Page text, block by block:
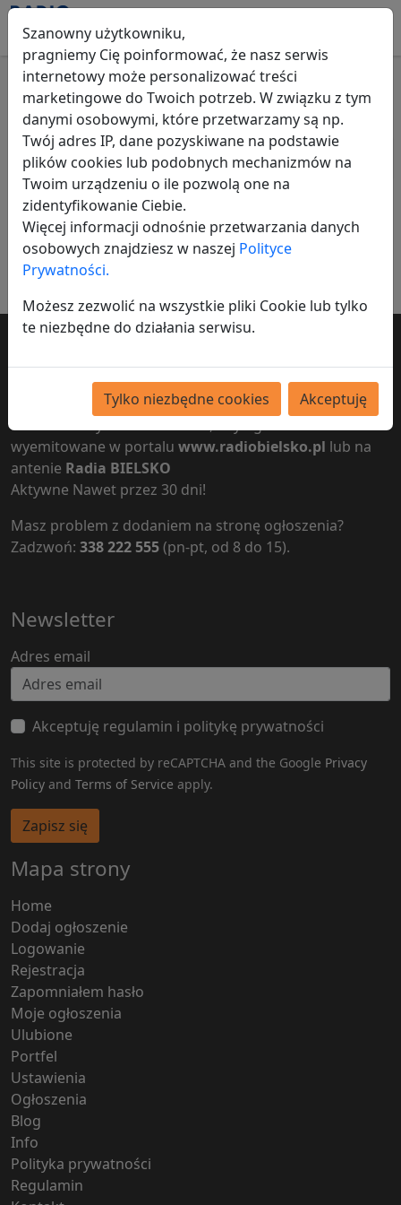
Fotografia
Wszystkie ogłoszenia Fotografia
Nic nie znaleziono
Dodaj ogłoszenie
Chcesz by twoje ogłoszenie dotarło do
tysięcy osób?
Nie trzeba wychodzić z domu, aby ogłoszenie zostało
wyemitowane w portalu www.radiobielsko.pl lub na
antenie Radia BIELSKO
Aktywne Nawet przez 30 dni!
Masz problem z dodaniem na stronę ogłoszenia?
Zadzwoń: 338 222 555(pn-pt, od 8 do 15).
Newsletter
Adres email
Akceptuję regulamin i politykę prywatności
This site is protected by reCAPTCHA and the Google Privacy
Policy and Terms of Service apply.
Zapisz się
Mapa strony
Home
Dodaj ogłoszenie
Logowanie
Rejestracja
Zapomniałem hasło
Moje ogłoszenia
Ulubione
Portfel
Ustawienia
Ogłoszenia
Blog
Info
Polityka prywatności
Regulamin
Szanowny użytkowniku,
pragniemy Cię poinformować, że nasz serwis
internetowy może personalizować treści
marketingowe do Twoich potrzeb. W związku z tym
danymi osobowymi, które przetwarzamy są np.
Twój adres IP, dane pozyskiwane na podstawie
plików cookies lub podobnych mechanizmów na
Twoim urządzeniu o ile pozwolą one na
zidentyfikowanie Ciebie.
Więcej informacji odnośnie przetwarzania danych
osobowych znajdziesz w naszej Polityce
Prywatności.
Możesz zezwolić na wszystkie pliki Cookie lub tylko
te niezbędne do działania serwisu.
Tylko niezbędne cookies Akceptuję